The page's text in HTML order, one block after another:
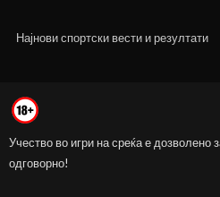
Најнови спортски вести и резултати
Учество во игри на среќа е дозволено
одговорно!